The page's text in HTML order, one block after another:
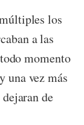
los
a las
momento
una vez más
de